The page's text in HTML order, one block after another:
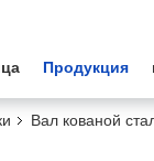
Продукция
Вал кованой